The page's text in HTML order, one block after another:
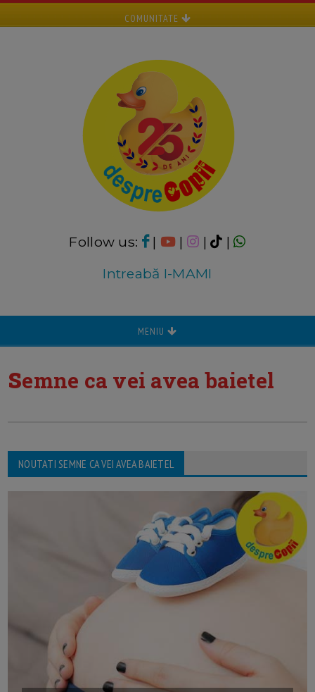
COMUNITATE
Follow us: | | |
|
Intreabă I-MAMI
MENIU
semne ca vei avea baietel
NOUTATI SEMNE CA VEI AVEA BAIETEL